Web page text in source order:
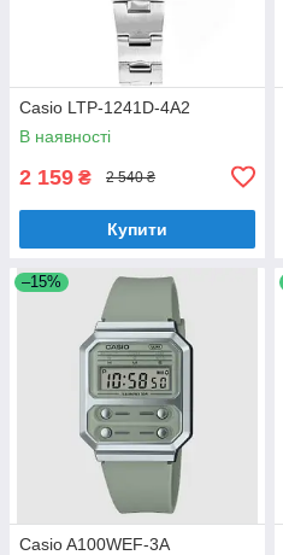
Casio LTP-1241D-4A2
В наявності
2 159 ₴ 2 540 ₴
Купити
–15%
Casio A100WEF-3A